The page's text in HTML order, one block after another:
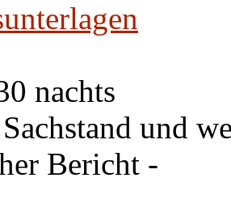
nachts
und
Bericht -